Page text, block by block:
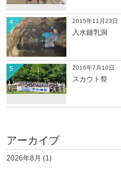
2015年11月23日
入水鍾乳洞
4
2016年7月10日
スカウト祭
5
アーカイブ
2026年8月 (1)